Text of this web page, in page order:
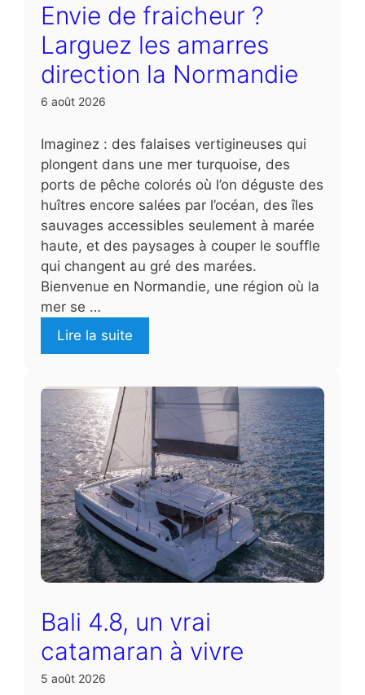
Envie de fraicheur ?
Larguez les amarres
direction la Normandie
6 août 2026
Imaginez : des falaises vertigineuses qui
plongent dans une mer turquoise, des
ports de pêche colorés où l’on déguste des
huîtres encore salées par l’océan, des îles
sauvages accessibles seulement à marée
haute, et des paysages à couper le souffle
qui changent au gré des marées.
Bienvenue en Normandie, une région où la
mer se …
Lire la suite
Bali 4.8, un vrai
catamaran à vivre
5 août 2026